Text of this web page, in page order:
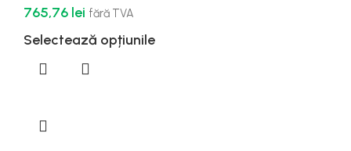
765,76 lei fără TVA
Selectează opțiunile